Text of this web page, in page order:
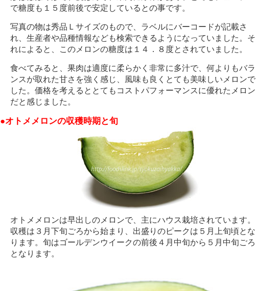
で糖度も１５度前後で安定しているとの事です。
写真の物は秀品Ｌサイズのもので、ラベルにバーコードが記載さ
れ、生産者や品種情報なども検索できるようになっていました。そ
れによると、このメロンの糖度は１４．８度とされていました。
食べてみると、果肉は適度に柔らかく非常に多汁で、何よりもバラ
ンスが取れた甘さを強く感じ、風味も良くとても美味しいメロンで
した。価格を考えるととてもコストパフォーマンスに優れたメロン
だと感じました。
●オトメメロンの収穫時期と旬
オトメメロンは早出しのメロンで、主にハウス栽培されています。
収穫は３月下旬ごろから始まり、出盛りのピークは５月上旬頃とな
ります。旬はゴールデンウイークの前後４月中旬から５月中旬ごろ
となります。